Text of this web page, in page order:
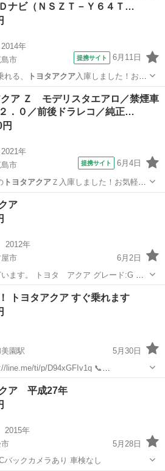
ナビ（ＮＳＺＴ－Ｙ６４Ｔ…
2014年
市
提携サイト 6月11日
る、 トヨタアクア入庫しました！お気
クア Ｚ モデリスタエアロ／禁煙車
．０／前後ドラレコ／純正…
2021年
市
提携サイト 6月4日
トヨタアクアＺ入庫しました！お気軽に
ア
2012年
市
6月2日
グレード:G 走
題無し ハイブリ
・止まる・曲がる 問題無しです。 エア
トヨタアクア すぐ乗れます
園駅
5月30日
ti/p/D94xGFIv1q 📞
化中❗️ 不動車 故障車
取りま...
美園駅 アクア
クア 平成27年
2015年
5月28日
バックカメラあり 車検なし